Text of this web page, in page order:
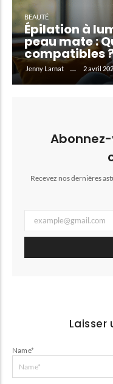
BEAUTÉ
Épilation à
peau mate :
compatibles
Jenny Larnat 2 avril
Recevez nos dernières
Name*